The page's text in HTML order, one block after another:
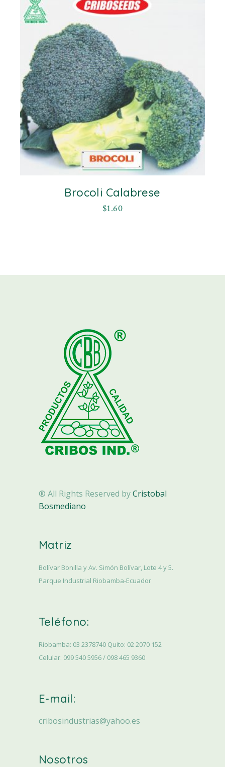
Brocoli Calabrese
$1.60
® All Rights Reserved byCristobal
Bosmediano
Matriz
Bolívar Bonilla y Av. Simón Bolívar, Lote 4 y 5.
Parque Industrial Riobamba-Ecuador
Teléfono:
Riobamba: 03 2378740 Quito: 02 2070 152
Celular: 099 540 5956 / 098 465 9360
E-mail:
cribosindustrias@yahoo.es
Nosotros